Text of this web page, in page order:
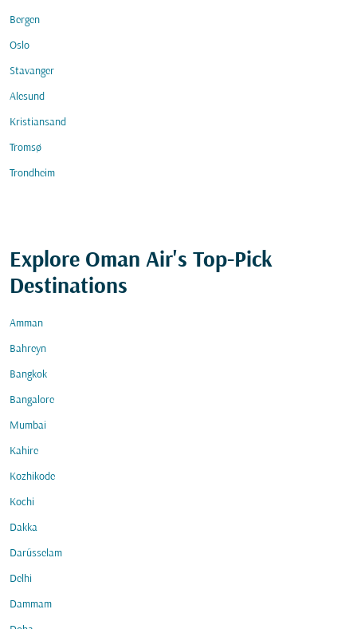
Bergen
Oslo
Stavanger
Alesund
Kristiansand
Tromsø
Trondheim
Explore Oman Air's Top-Pick
Destinations
Amman
Bahreyn
Bangkok
Bangalore
Mumbai
Kahire
Kozhikode
Kochi
Dakka
Darüsselam
Delhi
Dammam